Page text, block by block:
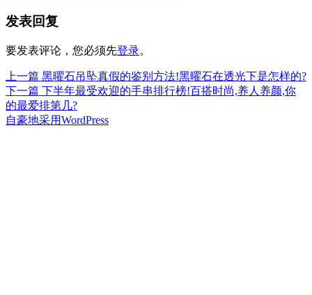
于
发表回复
要发表评论，您必须先登录。
文
章
导
上一篇 上
篇
文
章：
黑曜石吊坠真假的鉴别方法!黑曜石在透光下是怎样的?
下一篇 下
篇
文
下半年最受欢迎的手串排行榜!百搭时尚,养人养颜,你
的最爱排第几?
自豪地采用WordPress